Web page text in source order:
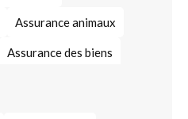
Assurance animaux
Assurance des biens